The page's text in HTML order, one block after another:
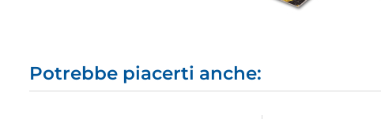
Potrebbe piacerti anche: